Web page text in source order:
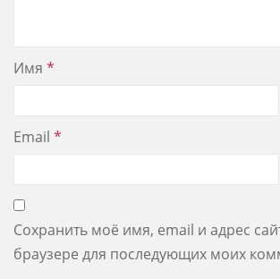
Имя *
Email *
Сохранить моё имя, email и адрес
браузере для последующих моих